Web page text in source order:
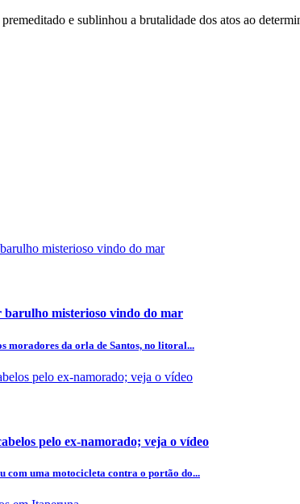
e sublinhou a brutalidade dos atos ao
barulho misterioso vindo do mar
moradores da orla de Santos, no litoral...
pelo ex-namorado; veja o vídeo
com uma motocicleta contra o portão do...